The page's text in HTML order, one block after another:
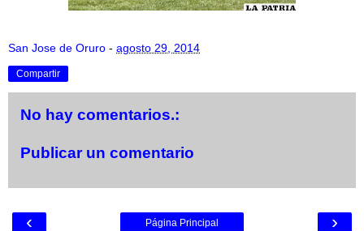
San Jose de Oruro - agosto 29, 2014
Compartir
No hay comentarios.:
Publicar un comentario
‹ ›
Página Principal